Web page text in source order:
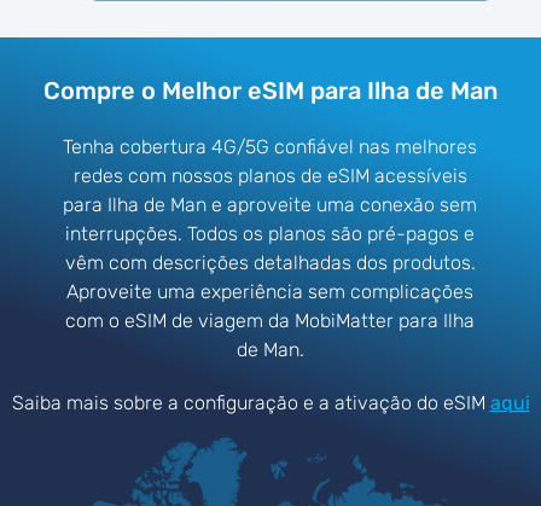
Compre o Melhor eSIM para Ilha de Man
Tenha cobertura 4G/5G confiável nas melhores
redes com nossos planos de eSIM acessíveis
para Ilha de Man e aproveite uma conexão sem
interrupções. Todos os planos são pré-pagos e
vêm com descrições detalhadas dos produtos.
Aproveite uma experiência sem complicações
com o eSIM de viagem da MobiMatter para Ilha
de Man.
Saiba mais sobre a configuração e a ativação do eSIM aqui